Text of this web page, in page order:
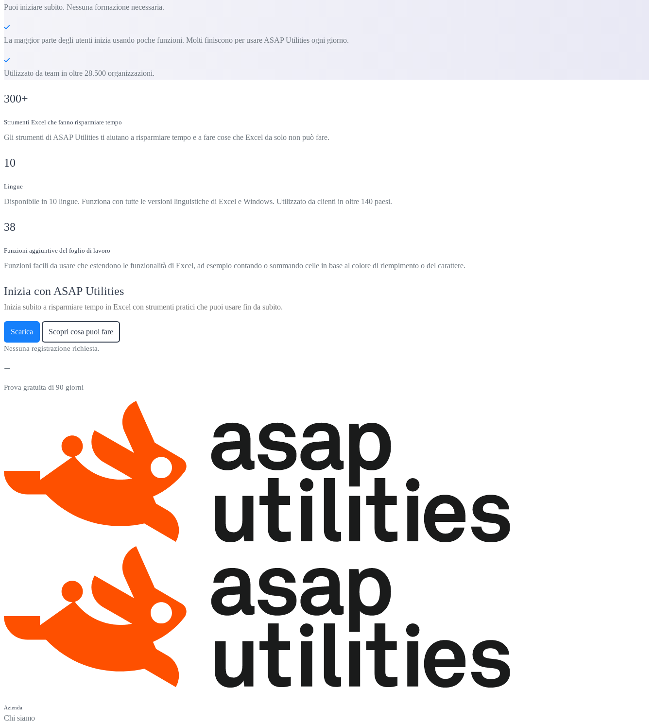
Puoi iniziare subito. Nessuna formazione necessaria.
La maggior parte degli utenti inizia usando poche funzioni. Molti finiscono per usare ASAP Utilities ogni giorno.
Utilizzato da team in oltre 28.500 organizzazioni.
300+
Strumenti Excel che fanno risparmiare tempo
Gli strumenti di ASAP Utilities ti aiutano a risparmiare tempo e a fare cose che Excel da solo non può fare.
10
Lingue
Disponibile in 10 lingue. Funziona con tutte le versioni linguistiche di Excel e Windows. Utilizzato da clienti in oltre 140 paesi.
38
Funzioni aggiuntive del foglio di lavoro
Funzioni facili da usare che estendono le funzionalità di Excel, ad esempio contando o sommando celle in base al colore di riempimento o del carattere.
Inizia con ASAP Utilities
Inizia subito a risparmiare tempo in Excel con strumenti pratici che puoi usare fin da subito.
Scarica Scopri cosa puoi fare
Nessuna registrazione richiesta.
Prova gratuita di 90 giorni
Azienda
Chi siamo